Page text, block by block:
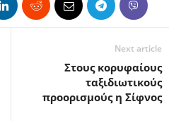
Next article
Στους κορυφαίους
ταξιδιωτικούς
προορισμούς η Σίφνος